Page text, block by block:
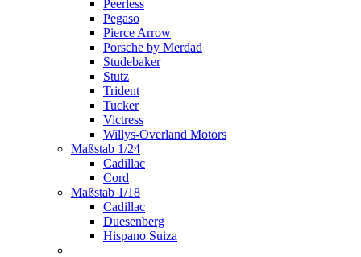
Peerless
Pegaso
Pierce Arrow
Porsche by Merdad
Studebaker
Stutz
Trident
Tucker
Victress
Willys-Overland Motors
Maßstab 1/24
Cadillac
Cord
Maßstab 1/18
Cadillac
Duesenberg
Hispano Suiza